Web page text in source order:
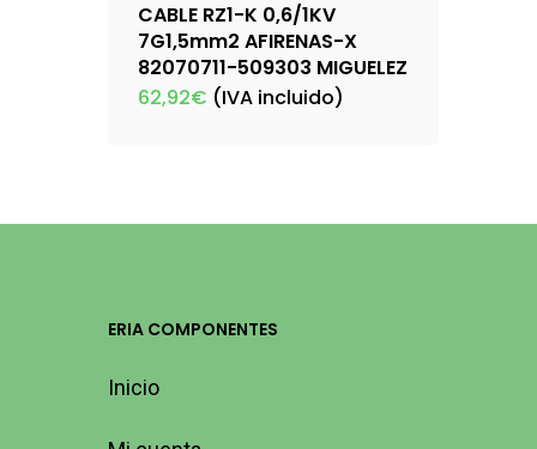
CABLE RZ1-K 0,6/1KV
7G1,5mm2 AFIRENAS-X
82070711-509303 MIGUELEZ
62,92€ (IVA incluido)
ERIA COMPONENTES
Inicio